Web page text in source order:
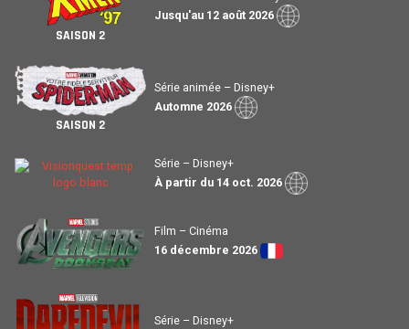
SAISON 2
Jusqu'au 12 août 2026
SAISON 2
Série animée – Disney+
Automne 2026
Série – Disney+
À partir du 14 oct. 2026
Film – Cinéma
16 décembre 2026
Série – Disney+